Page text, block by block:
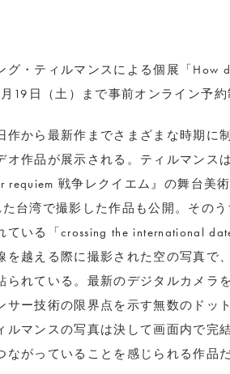
グ・ティルマンスによる個展「How
19日（土）まで事前オンライン予約
作から最新作までさまざまな時期に
オ作品が展示される。ティルマンス
requiem 戦争レクイエム』の舞台美
台湾で撮影した作品も公開。その
ている「crossing the international
を越える際に撮影された空の写真で
られている。最新のデジタルカメラ
サー技術の限界点を示す無数のドッ
ルマンスの写真は決して画面内で完
ながっていることを感じられる作品だ